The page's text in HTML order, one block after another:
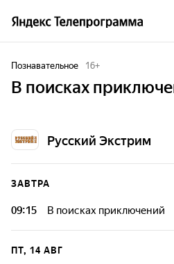
Познавательное 16+
В поисках
Русский Экстрим
ЗАВТРА
09:15 В поисках приключений
ПТ, 14 АВГ